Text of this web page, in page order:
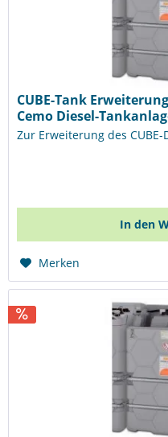
CUBE-Tank
Cemo Diesel-
Zur Erweiterung des
In den
Merken